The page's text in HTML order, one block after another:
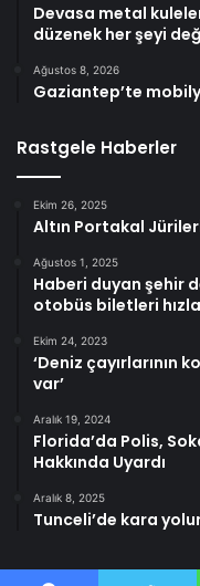
Devasa metal
düzenek her şeyi
Ağustos 8, 2026
Gaziantep’te
Rastgele Haberler
Ekim 26, 2025
Altın Portakal
Ağustos 1, 2025
Haberi duyan şehir
otobüs biletleri
Ekim 24, 2023
‘Deniz çayırlarının
var’
Aralık 19, 2024
Florida’da Polis,
Hakkında Uyardı
Aralık 8, 2025
Tunceli’de kara